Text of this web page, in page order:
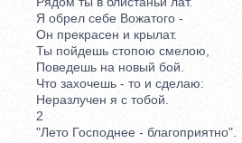
Я обрел себе Вожатого -
Он прекрасен и крылат.
Ты пойдешь стопою смелою,
Поведешь на новый бой.
Что захочешь - то и сделаю:
Неразлучен я с тобой.
2
"Лето Господнее - благоприятно".